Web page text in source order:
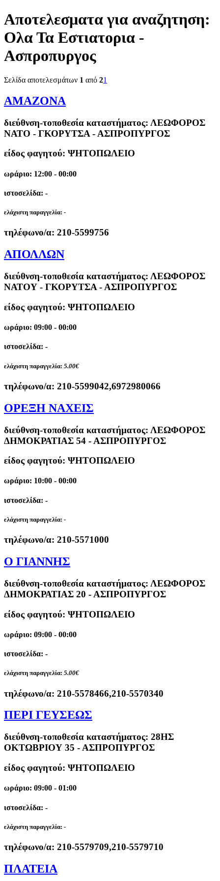
Αποτελεσματα για αναζητηση:
Ολα Τα Εστιατορια -
Ασπροπυργος
Σελίδα αποτελεσμάτων 1 από 21
ΑΜΑΖΟΝΑ
διεύθνση-τοποθεσία καταστήματος: ΛΕΩΦΟΡΟΣ
ΝΑΤΟ - ΓΚΟΡΥΤΣΑ - ΑΣΠΡΟΠΥΡΓΟΣ
είδος φαγητού: ΨΗΤΟΠΩΛΕΙΟ
ωράριο: 12:00 - 00:00
ιστοσελίδα: -
ελάχιστη παραγγελία: -
τηλέφωνο/α: 210-5599756
ΑΠΟΛΛΩΝ
διεύθνση-τοποθεσία καταστήματος: ΛΕΩΦΟΡΟΣ
ΝΑΤΟΥ - ΓΚΟΡΥΤΣΑ - ΑΣΠΡΟΠΥΡΓΟΣ
είδος φαγητού: ΨΗΤΟΠΩΛΕΙΟ
ωράριο: 09:00 - 00:00
ιστοσελίδα: -
ελάχιστη παραγγελία: 5.00€
τηλέφωνο/α: 210-5599042,6972980066
ΟΡΕΞΗ ΝΑΧΕΙΣ
διεύθνση-τοποθεσία καταστήματος: ΛΕΩΦΟΡΟΣ
ΔΗΜΟΚΡΑΤΙΑΣ 54 - ΑΣΠΡΟΠΥΡΓΟΣ
είδος φαγητού: ΨΗΤΟΠΩΛΕΙΟ
ωράριο: 10:00 - 00:00
ιστοσελίδα: -
ελάχιστη παραγγελία: -
τηλέφωνο/α: 210-5571000
Ο ΓΙΑΝΝΗΣ
διεύθνση-τοποθεσία καταστήματος: ΛΕΩΦΟΡΟΣ
ΔΗΜΟΚΡΑΤΙΑΣ 20 - ΑΣΠΡΟΠΥΡΓΟΣ
είδος φαγητού: ΨΗΤΟΠΩΛΕΙΟ
ωράριο: 09:00 - 00:00
ιστοσελίδα: -
ελάχιστη παραγγελία: 5.00€
τηλέφωνο/α: 210-5578466,210-5570340
ΠΕΡΙ ΓΕΥΣΕΩΣ
διεύθνση-τοποθεσία καταστήματος: 28ΗΣ
ΟΚΤΩΒΡΙΟΥ 35 - ΑΣΠΡΟΠΥΡΓΟΣ
είδος φαγητού: ΨΗΤΟΠΩΛΕΙΟ
ωράριο: 09:00 - 01:00
ιστοσελίδα: -
ελάχιστη παραγγελία: -
τηλέφωνο/α: 210-5579709,210-5579710
ΠΛΑΤΕΙΑ